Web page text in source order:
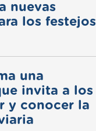
nuevas
los festejos
una
invita a los
y conocer la